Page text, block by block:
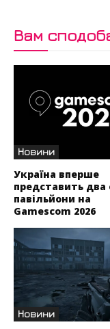
Вам
Новини
Україна вперше
представить два
павільйони на
Gamescom 2026
Новини